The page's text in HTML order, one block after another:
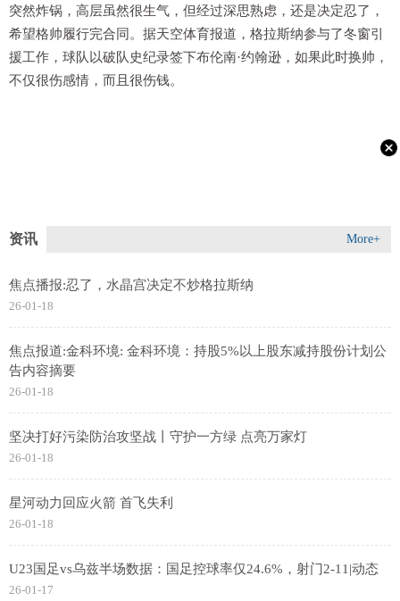
突然炸锅，高层虽然很生气，但经过深思熟虑，还是决定忍了，
希望格帅履行完合同。据天空体育报道，格拉斯纳参与了冬窗引
援工作，球队以破队史纪录签下布伦南·约翰逊，如果此时换帅，
不仅很伤感情，而且很伤钱。
资讯 More+
焦点播报:忍了，水晶宫决定不炒格拉斯纳
26-01-18
焦点报道:金科环境: 金科环境：持股5%以上股东减持股份计划公
告内容摘要
26-01-18
坚决打好污染防治攻坚战丨守护一方绿 点亮万家灯
26-01-18
星河动力回应火箭 首飞失利
26-01-18
U23国足vs乌兹半场数据：国足控球率仅24.6%，射门2-11|动态
26-01-17